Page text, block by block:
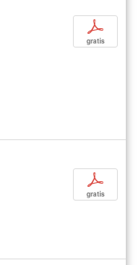
p
gratis
p
gratis